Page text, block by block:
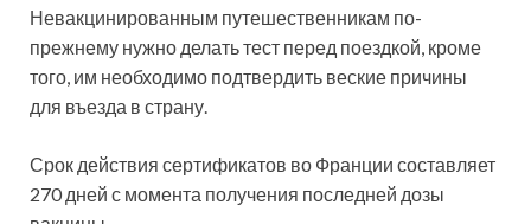
Невакцинированным путешественникам по-
прежнему нужно делать тест перед поездкой, кроме
того, им необходимо подтвердить веские причины
для въезда в страну.
Срок действия сертификатов во Франции составляет
270 дней с момента получения последней дозы